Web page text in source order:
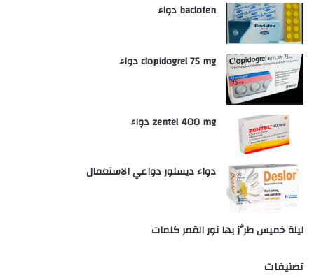
baclofen دواء
clopidogrel 75 mg دواء
zentel 400 mg دواء
دواء ديسلور دواعي الاستعمال
ليلة خميس طرَّز بها نور القمر كلمات
تصنيفات